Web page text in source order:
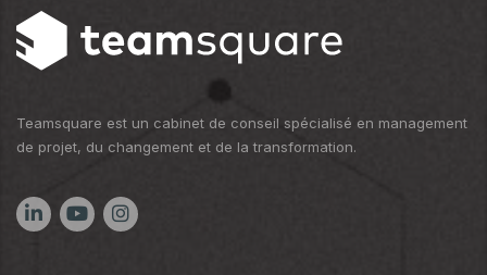
Teamsquare est un cabinet de conseil spécialisé en management
de projet, du changement et de la transformation.